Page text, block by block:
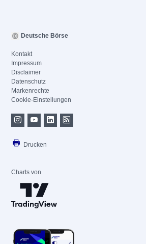
Deutsche Börse
Kontakt
Impressum
Disclaimer
Datenschutz
Markenrechte
Cookie-Einstellungen
Drucken
Charts von